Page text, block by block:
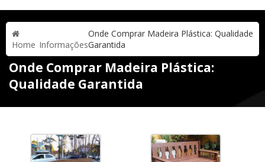
Home Informações
Onde Comprar Madeira Plástica: Qualidade
Garantida
Onde Comprar Madeira Plástica:
Qualidade Garantida